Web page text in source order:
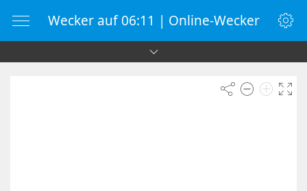
Wecker auf 06:11 | Online-Wecker